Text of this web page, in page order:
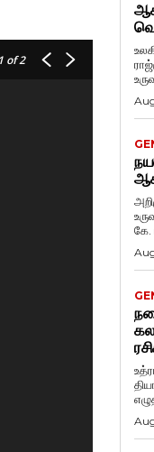
1 of 2
கே.